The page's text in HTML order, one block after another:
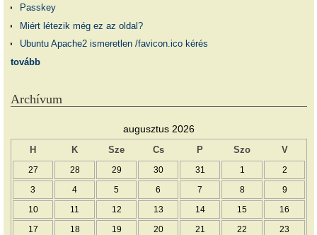
Passkey
Miért létezik még ez az oldal?
Ubuntu Apache2 ismeretlen /favicon.ico kérés
tovább
Archívum
augusztus 2026
H K Sze Cs P Szo V
27 28 29 30 31 1 2
3 4 5 6 7 8 9
10 11 12 13 14 15 16
17 18 19 20 21 22 23